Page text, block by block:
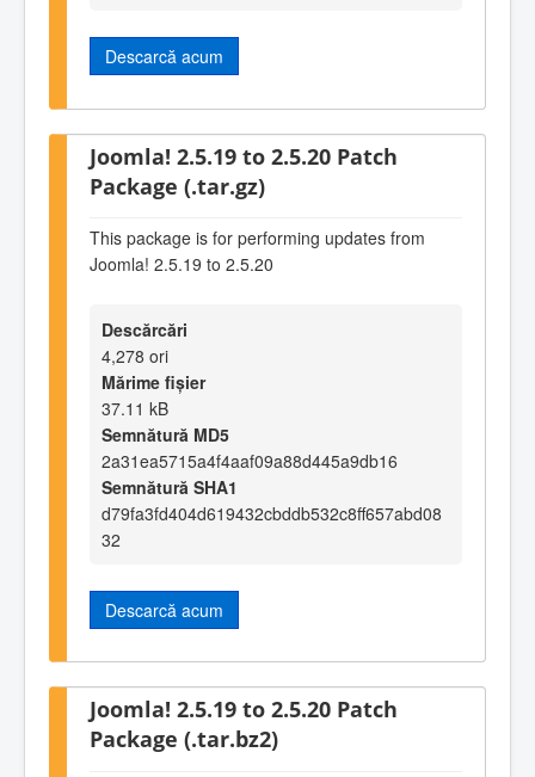
Descarcă acum
Joomla! 2.5.19 to 2.5.20 Patch
Package (.tar.gz)
This package is for performing updates from
Joomla! 2.5.19 to 2.5.20
Descărcări
4,278 ori
Mărime fișier
37.11 kB
Semnătură MD5
2a31ea5715a4f4aaf09a88d445a9db16
Semnătură SHA1
d79fa3fd404d619432cbddb532c8ff657abd08
32
Descarcă acum
Joomla! 2.5.19 to 2.5.20 Patch
Package (.tar.bz2)